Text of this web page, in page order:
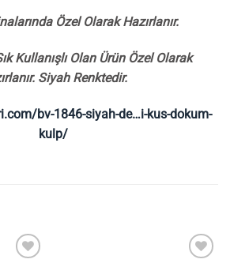
Özel Olarak Hazırlanır.
Kullanışlı Olan Ürün Özel Olarak
Siyah Renktedir.
bv-1846-siyah-de…i-kus-dokum-
kulp/